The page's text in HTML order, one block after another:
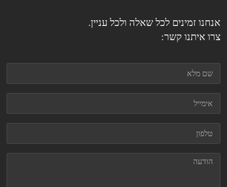
אנחנו זמינים לכל שאלה ולכל עניין.
צרו איתנו קשר: